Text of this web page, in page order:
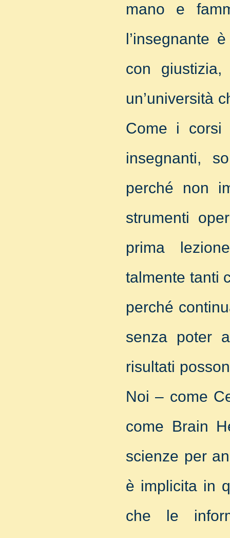
mano e
l’insegnante
con
un’università
Come i corsi
insegnanti,
perché non
strumenti
prima
talmente tanti
perché
senza poter
risultati
Noi – come
come Brain
scienze per
è implicita in
che le